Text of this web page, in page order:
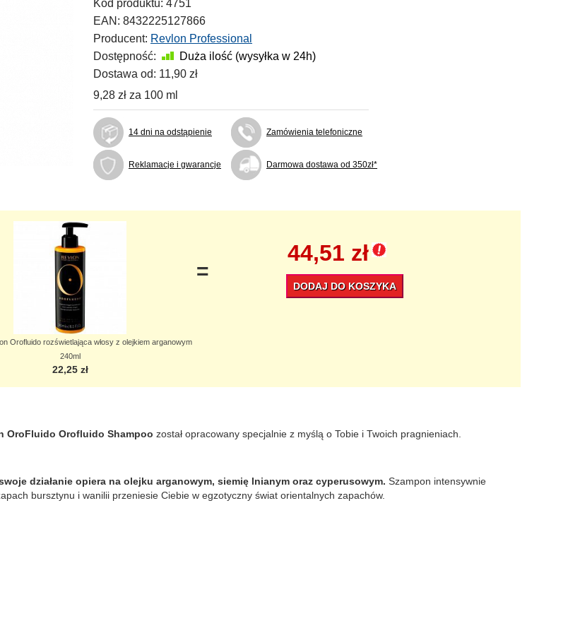
Kod produktu: 4751
EAN: 8432225127866
Producent: Revlon Professional
Dostępność:
Duża ilość (wysyłka w 24h)
Dostawa od: 11,90 zł
9,28 zł za 100 ml
14 dni na odstąpienie Zamówienia telefoniczne
Reklamacje i gwarancje Darmowa dostawa od 350zł*
=
Orofluido rozświetlająca włosy z olejkiem arganowym
240ml
22,25 zł
44,51 zł
DODAJ DO KOSZYKA
OroFluido Orofluido Shampoo został opracowany specjalnie z myślą o Tobie i Twoich pragnieniach.
działanie opiera na olejku arganowym, siemię lnianym oraz cyperusowym. Szampon intensywnie
bursztynu i wanilii przeniesie Ciebie w egzotyczny świat orientalnych zapachów.